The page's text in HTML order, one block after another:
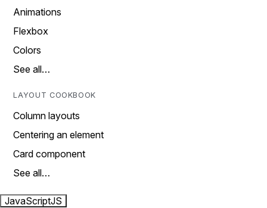
Animations
Flexbox
Colors
See all…
LAYOUT COOKBOOK
Column layouts
Centering an element
Card component
See all…
JavaScriptJS